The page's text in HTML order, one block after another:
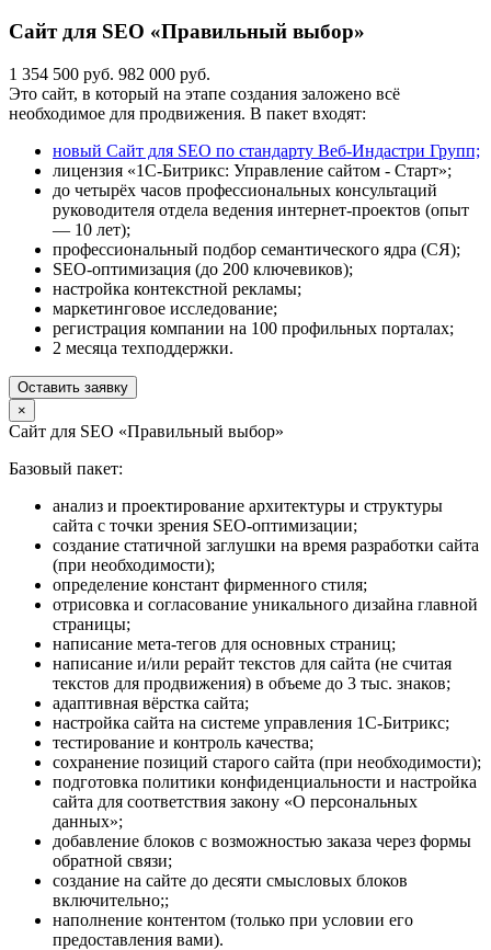
Сайт для SEO «Правильный выбор»
1 354 500 руб. 982 000 руб.
Это сайт, в который на этапе создания заложено всё
необходимое для продвижения. В пакет входят:
новый Сайт для SEO по стандарту Веб-Индастри Групп;
лицензия «1С-Битрикс: Управление сайтом - Старт»;
до четырёх часов профессиональных консультаций
руководителя отдела ведения интернет-проектов (опыт
— 10 лет);
профессиональный подбор семантического ядра (СЯ);
SEO-оптимизация (до 200 ключевиков);
настройка контекстной рекламы;
маркетинговое исследование;
регистрация компании на 100 профильных порталах;
2 месяца техподдержки.
Оставить заявку
×
Сайт для SEO «Правильный выбор»
Базовый пакет:
анализ и проектирование архитектуры и структуры
сайта с точки зрения SEO-оптимизации;
создание статичной заглушки на время разработки сайта
(при необходимости);
определение констант фирменного стиля;
отрисовка и согласование уникального дизайна главной
страницы;
написание мета-тегов для основных страниц;
написание и/или рерайт текстов для сайта (не считая
текстов для продвижения) в объеме до 3 тыс. знаков;
адаптивная вёрстка сайта;
настройка сайта на системе управления 1С-Битрикс;
тестирование и контроль качества;
сохранение позиций старого сайта (при необходимости);
подготовка политики конфиденциальности и настройка
сайта для соответствия закону «О персональных
данных»;
добавление блоков с возможностью заказа через формы
обратной связи;
создание на сайте до десяти смысловых блоков
включительно;;
наполнение контентом (только при условии его
предоставления вами).